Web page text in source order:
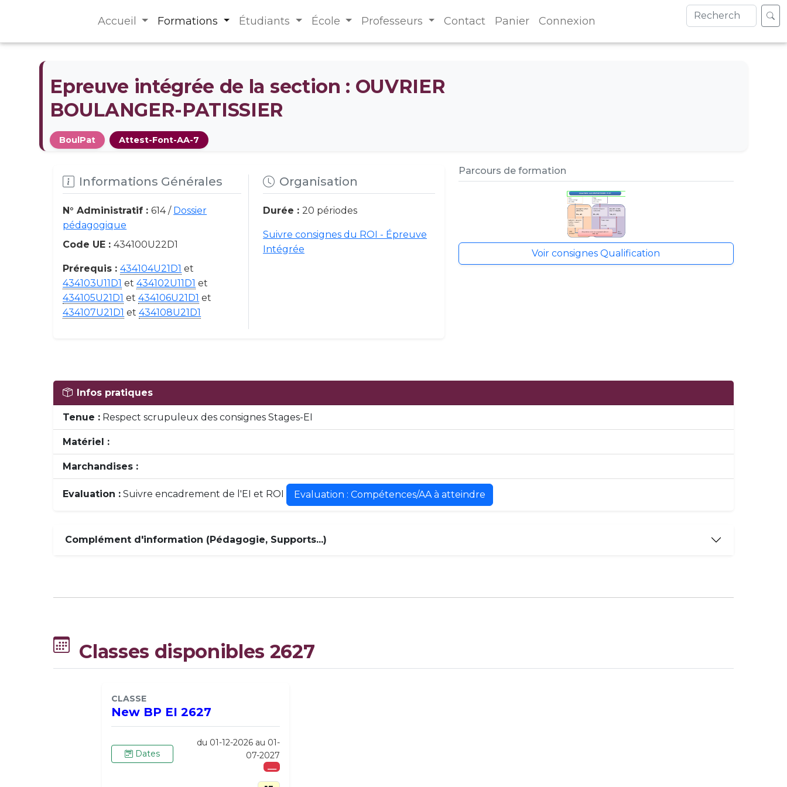
Accueil Formations Étudiants École Professeurs Contact Panier Connexion
Epreuve intégrée de la section : OUVRIER
BOULANGER-PATISSIER
BoulPat Attest-Font-AA-7
Informations Générales
N° Administratif :614 / Dossier
pédagogique
Code UE :434100U22D1
Prérequis :434104U21D1 et
434103U11D1 et434102U11D1 et
434105U21D1 et434106U21D1 et
434107U21D1 et434108U21D1
Organisation
Durée : 20 périodes
Suivre consignes du ROI - Épreuve
Intégrée
Parcours de formation
Voir consignes Qualification
Infos pratiques
Tenue : Respect scrupuleux des consignes Stages-EI
Matériel :
Marchandises :
Evaluation : Suivre encadrement de l'EI et ROI Evaluation : Compétences/AA à atteindre
Complément d'information (Pédagogie, Supports...)
Classes disponibles 2627
CLASSE
New BP EI 2627
Dates
du 01-12-2026 au 01-
07-2027
___